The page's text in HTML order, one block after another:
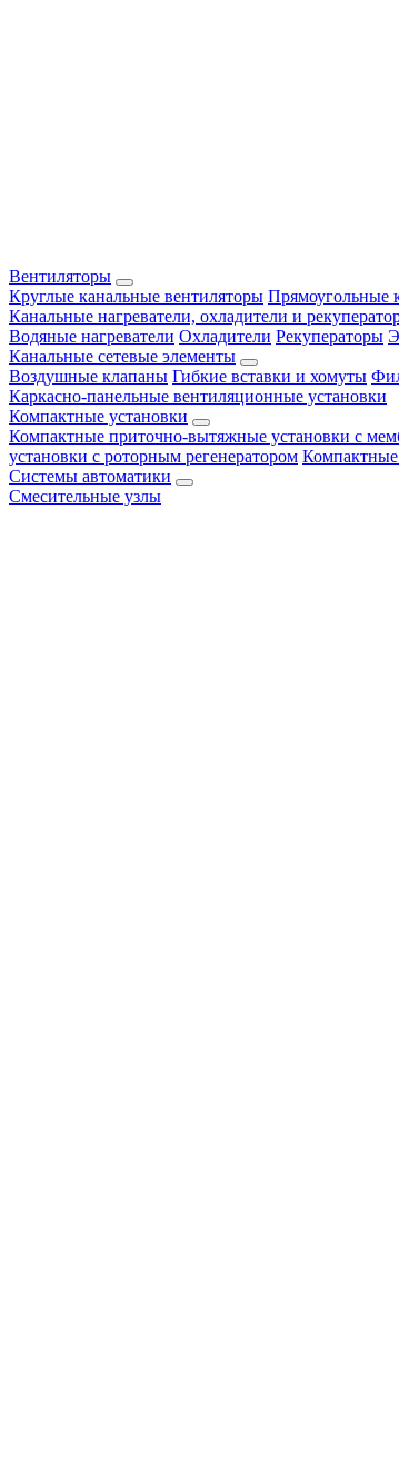
Вентиляторы
Круглые канальные вентиляторы Прямоугольные
Канальные нагреватели, охладители и
Водяные нагреватели Охладители Рекуператоры
Канальные сетевые элементы
Воздушные клапаны Гибкие вставки и хомуты
Каркасно-панельные вентиляционные установки
Компактные установки
Компактные приточно-вытяжные установки с
установки с роторным регенератором
Системы автоматики
Смесительные узлы